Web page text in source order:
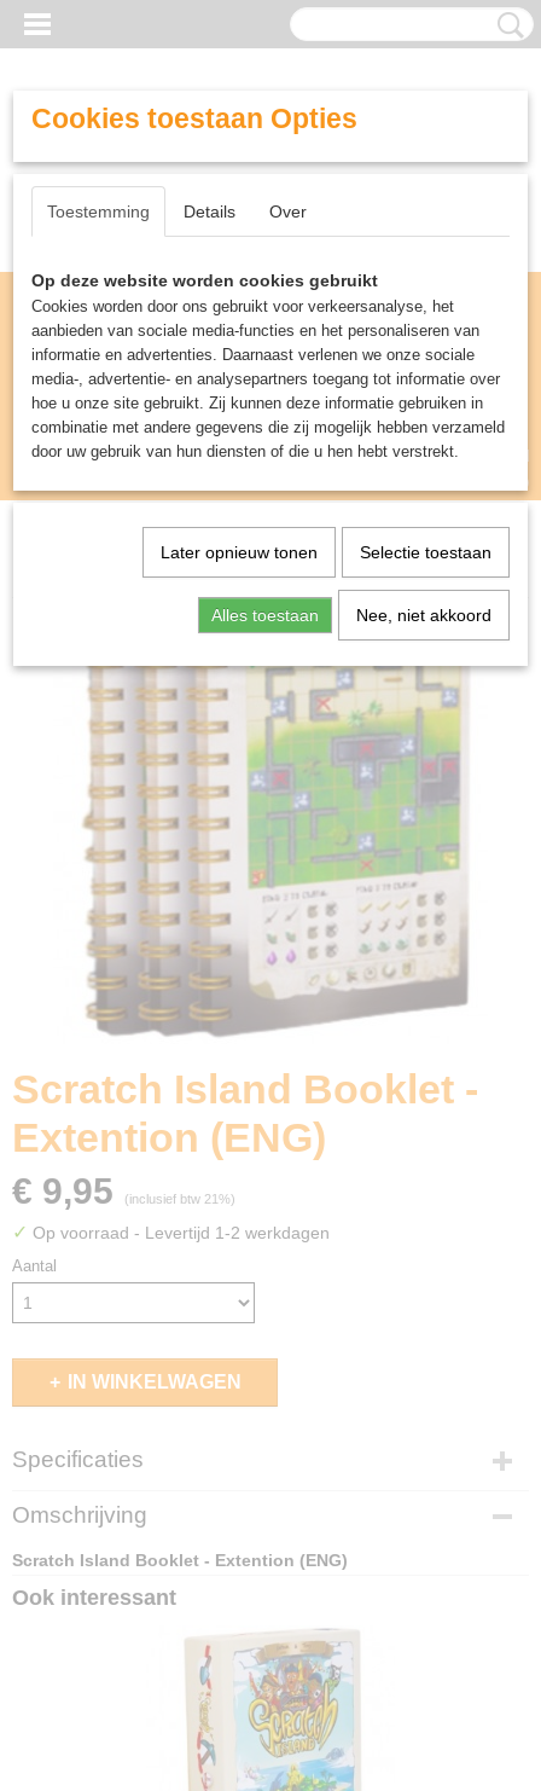
Inloggen Registreren
UW WINKELWAGEN
(0)
Spellen & Puzzels> Alle spellen>Scratch Island
Booklet - Extention (ENG)
Scratch Island Booklet -
Extention (ENG)
€ 9,95 (inclusief btw 21%)
✓ Op voorraad - Levertijd 1-2 werkdagen
Aantal
IN WINKELWAGEN
Specificaties
EAN code
6150757370308
Omschrijving
Scratch Island Booklet - Extention (ENG)
Ook interessant
Cookies toestaan Opties
Toestemming Details Over
Op deze website worden cookies gebruikt
Cookies worden door ons gebruikt voor verkeersanalyse, het
aanbieden van sociale media-functies en het personaliseren van
informatie en advertenties. Daarnaast verlenen we onze sociale
media-, advertentie- en analysepartners toegang tot informatie over
hoe u onze site gebruikt. Zij kunnen deze informatie gebruiken in
combinatie met andere gegevens die zij mogelijk hebben verzameld
door uw gebruik van hun diensten of die u hen hebt verstrekt.
Later opnieuw tonen Selectie toestaan
Alles toestaan Nee, niet akkoord